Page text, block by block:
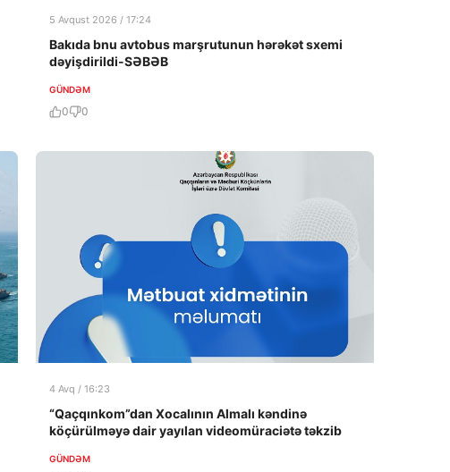
5 Avqust 2026 / 17:24
Bakıda bnu avtobus marşrutunun hərəkət sxemi
dəyişdirildi-SƏBƏB
GÜNDƏM
0 0
4 Avq / 16:23
“Qaçqınkom”dan Xocalının Almalı kəndinə
köçürülməyə dair yayılan videomüraciətə təkzib
GÜNDƏM